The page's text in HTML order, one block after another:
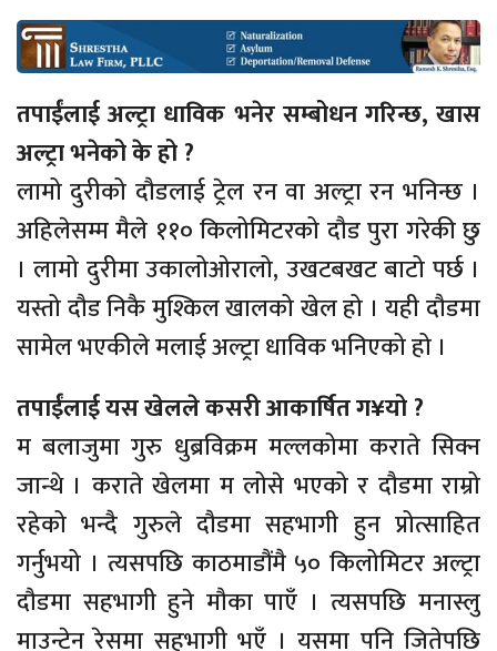
तपाईंलाई अल्ट्रा धाविक भनेर सम्बोधन गरिन्छ, खास
अल्ट्रा भनेको के हो ?
लामो दुरीको दौडलाई ट्रेल रन वा अल्ट्रा रन भनिन्छ ।
अहिलेसम्म मैले ११० किलोमिटरको दौड पुरा गरेकी छु
। लामो दुरीमा उकालोओरालो, उखटबखट बाटो पर्छ ।
यस्तो दौड निकै मुश्किल खालको खेल हो । यही दौडमा
सामेल भएकीले मलाई अल्ट्रा धाविक भनिएको हो ।
तपाईंलाई यस खेलले कसरी आकार्षित ग¥यो ?
म बलाजुमा गुरु धुब्रविक्रम मल्लकोमा कराते सिक्न
जान्थे । कराते खेलमा म लोसे भएको र दौडमा राम्रो
रहेको भन्दै गुरुले दौडमा सहभागी हुन प्रोत्साहित
गर्नुभयो । त्यसपछि काठमाडौंमै ५० किलोमिटर अल्ट्रा
दौडमा सहभागी हुने मौका पाएँ । त्यसपछि मनास्लु
माउन्टेन रेसमा सहभागी भएँ । यसमा पनि जितेपछि